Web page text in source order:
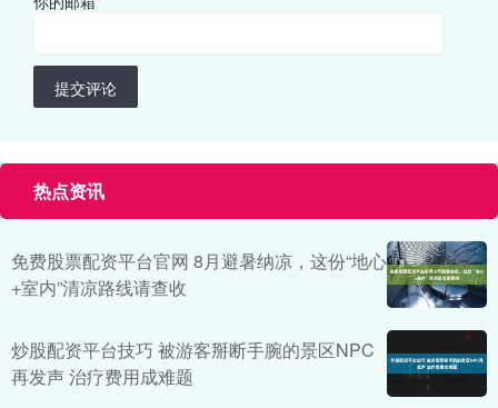
提交评论
热点资讯
免费股票配资平台官网 8月避暑纳凉，这份“地心
+室内”清凉路线请查收
炒股配资平台技巧 被游客掰断手腕的景区NPC
再发声 治疗费用成难题